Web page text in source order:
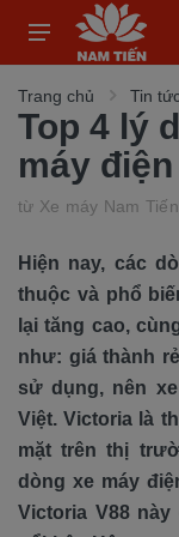
Trang chủ Tin
Top 4 lý
máy
từ Xe máy Nam Tiến
Hiện nay, các
thuộc và phổ
lại tăng cao,
như: giá thành
sử dụng, nên
Việt. Victoria là
mặt trên thị
dòng xe máy
Victoria V88